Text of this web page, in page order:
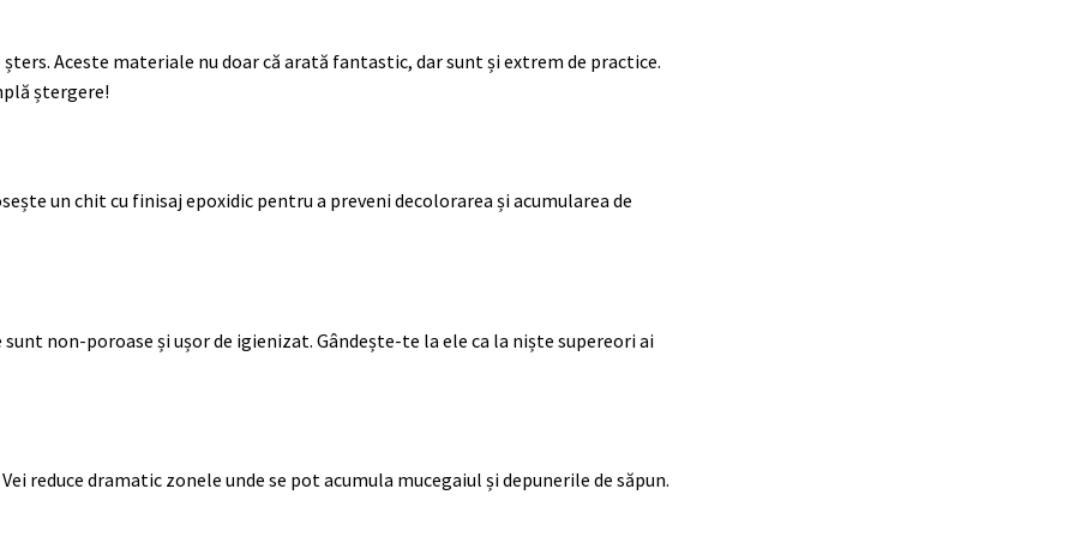
Aceste materiale nu doar că arată fantastic, dar sunt și extrem de practice.
ștergere!
un chit cu finisaj epoxidic pentru a preveni decolorarea și acumularea de
non-poroase și ușor de igienizat. Gândește-te la ele ca la niște supereori ai
reduce dramatic zonele unde se pot acumula mucegaiul și depunerile de săpun.